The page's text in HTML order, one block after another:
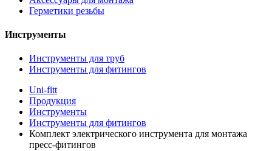
Герметики резьбы
Инструменты
Инструменты для труб
Инструменты для фитингов
Uni-fitt
Продукция
Инструменты
Инструменты для фитингов
Комплект электрического инструмента для монтажа
пресс-фитингов